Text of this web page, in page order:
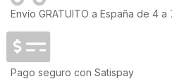
Envío GRATUITO a España de 4
Pago seguro con Satispay